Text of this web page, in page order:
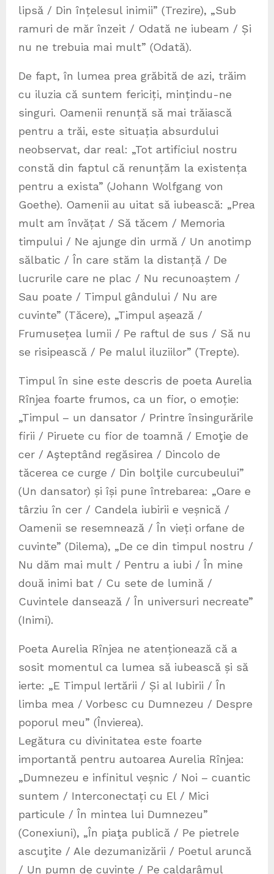
lipsă / Din înțelesul inimii” (Trezire), „Sub
ramuri de măr înzeit / Odată ne iubeam / Și
nu ne trebuia mai mult” (Odată).
De fapt, în lumea prea grăbită de azi, trăim
cu iluzia că suntem fericiți, mințindu-ne
singuri. Oamenii renunță să mai trăiască
pentru a trăi, este situația absurdului
neobservat, dar real: „Tot artificiul nostru
constă din faptul că renunțăm la existența
pentru a exista” (Johann Wolfgang von
Goethe). Oamenii au uitat să iubească: „Prea
mult am învățat / Să tăcem / Memoria
timpului / Ne ajunge din urmă / Un anotimp
sălbatic / În care stăm la distanță / De
lucrurile care ne plac / Nu recunoaștem /
Sau poate / Timpul gândului / Nu are
cuvinte” (Tăcere), „Timpul așează /
Frumusețea lumii / Pe raftul de sus / Să nu
se risipească / Pe malul iluziilor” (Trepte).
Timpul în sine este descris de poeta Aurelia
Rînjea foarte frumos, ca un fior, o emoție:
„Timpul – un dansator / Printre însingurările
firii / Piruete cu fior de toamnă / Emoţie de
cer / Aşteptând regăsirea / Dincolo de
tăcerea ce curge / Din bolţile curcubeului”
(Un dansator) și își pune întrebarea: „Oare e
târziu în cer / Candela iubirii e veșnică /
Oamenii se resemnează / În vieți orfane de
cuvinte” (Dilema), „De ce din timpul nostru /
Nu dăm mai mult / Pentru a iubi / În mine
două inimi bat / Cu sete de lumină /
Cuvintele dansează / În universuri necreate”
(Inimi).
Poeta Aurelia Rînjea ne atenționează că a
sosit momentul ca lumea să iubească și să
ierte: „E Timpul Iertării / Și al Iubirii / În
limba mea / Vorbesc cu Dumnezeu / Despre
poporul meu” (Învierea).
Legătura cu divinitatea este foarte
importantă pentru autoarea Aurelia Rînjea:
„Dumnezeu e infinitul veșnic / Noi – cuantic
suntem / Interconectați cu El / Mici
particule / În mintea lui Dumnezeu”
(Conexiuni), „În piaţa publică / Pe pietrele
ascuţite / Ale dezumanizării / Poetul aruncă
/ Un pumn de cuvinte / Pe caldarâmul